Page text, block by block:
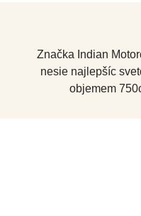
Značka Indian
nesie najlepšíc
objemem